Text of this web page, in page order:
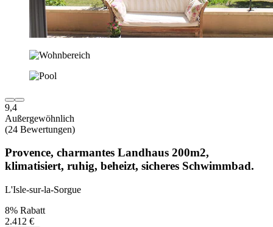
9,4
Außergewöhnlich
(24 Bewertungen)
Provence, charmantes Landhaus 200m2,
klimatisiert, ruhig, beheizt, sicheres Schwimmbad.
L'Isle-sur-la-Sorgue
8% Rabatt
2.412 €